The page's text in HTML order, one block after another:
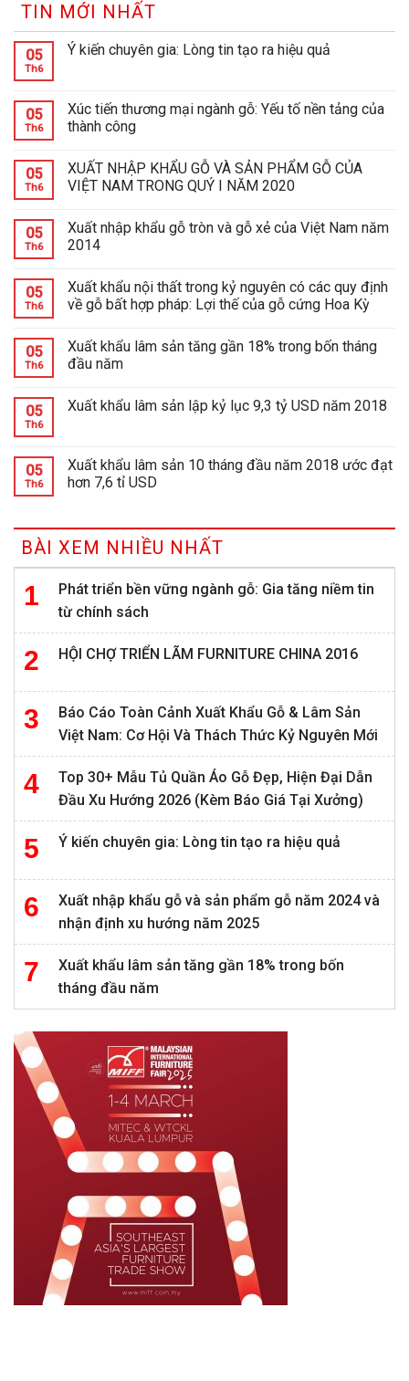
TIN MỚI NHẤT
05
Th6
Ý kiến chuyên gia: Lòng tin tạo ra hiệu quả
05
Th6
Xúc tiến thương mại ngành gỗ: Yếu tố nền tảng của
thành công
05
Th6
XUẤT NHẬP KHẨU GỖ VÀ SẢN PHẨM GỖ CỦA
VIỆT NAM TRONG QUÝ I NĂM 2020
05
Th6
Xuất nhập khẩu gỗ tròn và gỗ xẻ của Việt Nam năm
2014
05
Th6
Xuất khẩu nội thất trong kỷ nguyên có các quy định
về gỗ bất hợp pháp: Lợi thế của gỗ cứng Hoa Kỳ
05
Th6
Xuất khẩu lâm sản tăng gần 18% trong bốn tháng
đầu năm
05
Th6
Xuất khẩu lâm sản lập kỷ lục 9,3 tỷ USD năm 2018
05
Th6
Xuất khẩu lâm sản 10 tháng đầu năm 2018 ước đạt
hơn 7,6 tỉ USD
BÀI XEM NHIỀU NHẤT
Phát triển bền vững ngành gỗ: Gia tăng niềm tin
từ chính sách
HỘI CHỢ TRIỂN LÃM FURNITURE CHINA 2016
Báo Cáo Toàn Cảnh Xuất Khẩu Gỗ & Lâm Sản
Việt Nam: Cơ Hội Và Thách Thức Kỷ Nguyên Mới
Top 30+ Mẫu Tủ Quần Áo Gỗ Đẹp, Hiện Đại Dẫn
Đầu Xu Hướng 2026 (Kèm Báo Giá Tại Xưởng)
Ý kiến chuyên gia: Lòng tin tạo ra hiệu quả
Xuất nhập khẩu gỗ và sản phẩm gỗ năm 2024 và
nhận định xu hướng năm 2025
Xuất khẩu lâm sản tăng gần 18% trong bốn
tháng đầu năm